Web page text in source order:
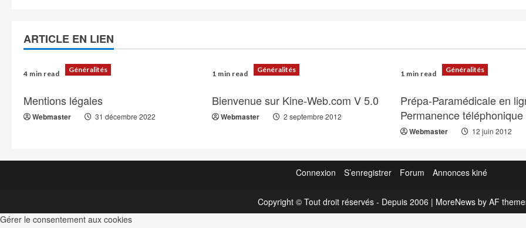
ARTICLE EN LIEN
4 min read Généralités
Mentions légales
Webmaster 31 décembre 2022
1 min read Généralités
Bienvenue sur Kine-Web.com V 5.0
Webmaster 2 septembre 2012
1 min read Généralités
Prépa-Paramédicale en
Permanence téléphonique
Webmaster 12 juin 2012
Connexion S’enregistrer Forum Annonces kiné
Copyright © Tout droit réservés - Depuis 2006 | MoreNewsby AF
Gérer le consentement aux cookies